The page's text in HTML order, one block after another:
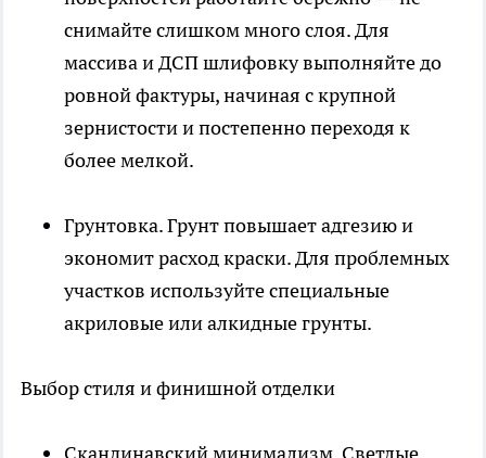
снимайте слишком много слоя. Для
массива и ДСП шлифовку выполняйте до
ровной фактуры, начиная с крупной
зернистости и постепенно переходя к
более мелкой.
Грунтовка. Грунт повышает адгезию и
экономит расход краски. Для проблемных
участков используйте специальные
акриловые или алкидные грунты.
Выбор стиля и финишной отделки
Скандинавский минимализм. Светлые